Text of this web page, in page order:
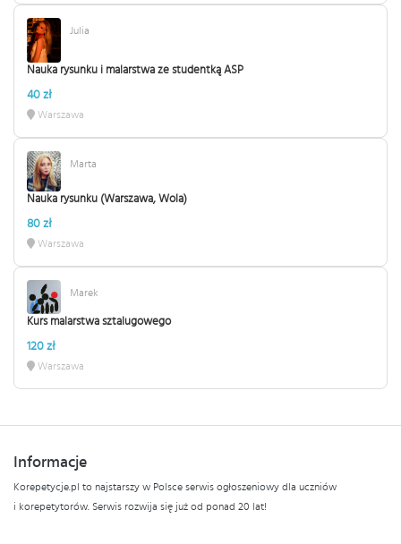
Julia
Nauka rysunku i malarstwa ze studentką ASP
40 zł
Warszawa
Marta
Nauka rysunku (Warszawa, Wola)
80 zł
Warszawa
Marek
Kurs malarstwa sztalugowego
120 zł
Warszawa
Informacje
Korepetycje.pl to najstarszy w Polsce serwis ogłoszeniowy dla uczniów
i korepetytorów. Serwis rozwija się już od ponad 20 lat!